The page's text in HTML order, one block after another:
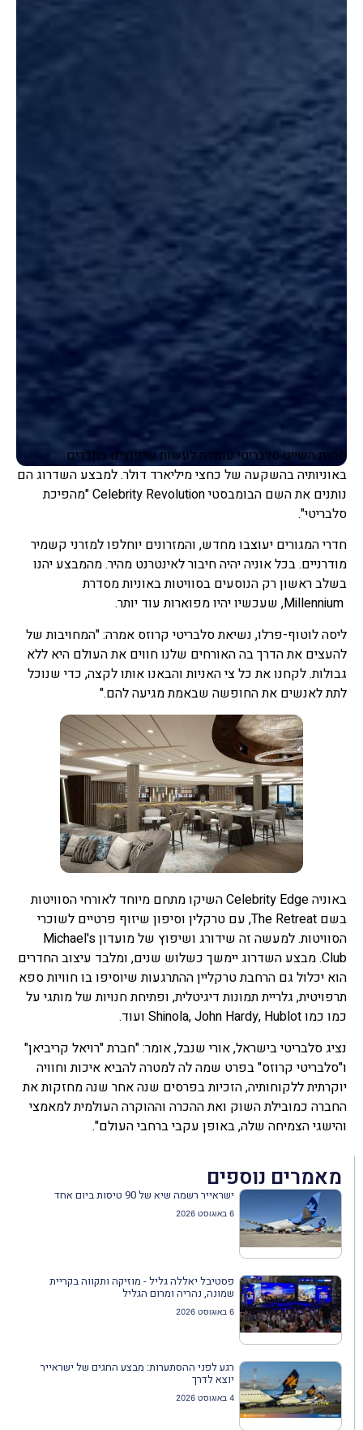
חברת השייט סלבריטי עומדת לעשות שיפוצים בחדרים
באוניותיה בהשקעה של כחצי מיליארד דולר. למבצע השדרוג הם
נותנים את השם הבומבסטי Celebrity Revolution "מהפיכת
סלבריטי".
חדרי המגורים יעוצבו מחדש, והמזרונים יוחלפו למזרני קשמיר
מודרניים. בכל אוניה יהיה חיבור לאינטרנט מהיר. מהמבצע יהנו
בשלב ראשון רק הנוסעים בסוויטות באוניות מסדרת
ליסה לוטוף-פרלו, נשיאת סלבריטי קרוזס אמרה: "המחויבות של
להעצים את הדרך בה האורחים שלנו חווים את העולם היא ללא
גבולות. לקחנו את כל צי האניות והבאנו אותו לקצה, כדי שנוכל
לתת לאנשים את החופשה שבאמת מגיעה להם."
באוניה Celebrity Edge השיקו מתחם מיוחד לאורחי הסוויטות
בשם The Retreat, עם טרקלין וסיפון שיזוף פרטיים לשוכרי
הסוויטות. למעשה זה שידורג ושיפוץ של מועדון Michael's
Club. מבצע השדרוג יימשך כשלוש שנים, ומלבד עיצוב החדרים
הוא יכלול גם הרחבת טרקליין ההתרגעות שיוסיפו בו חוויות ספא
תרפויטית, גלריית תמונות דיגיטלית, ופתיחת חנויות של מותגי על
כמו כמו Shinola, John Hardy, Hublot ועוד.
נציג סלבריטי בישראל, אורי שנבל, אומר: "חברת "רויאל קריביאן"
ו"סלבריטי קרוזס" בפרט שמה לה למטרה להביא איכות וחוויה
יוקרתית ללקוחותיה, הזכיות בפרסים שנה אחר שנה מחזקות את
החברה כמובילת השוק ואת ההכרה וההוקרה העולמית למאמצי
והישגי הצמיחה שלה, באופן עקבי ברחבי העולם".
מאמרים נוספים
ישראייר רשמה שיא של 90 טיסות ביום אחד
6 באוגוסט 2026
פסטיבל יאללה גליל - מוזיקה ותקווה בקריית
שמונה, נהריה ומרום הגליל
6 באוגוסט 2026
רגע לפני ההסתערות: מבצע החגים של ישראייר
יוצא לדרך
4 באוגוסט 2026